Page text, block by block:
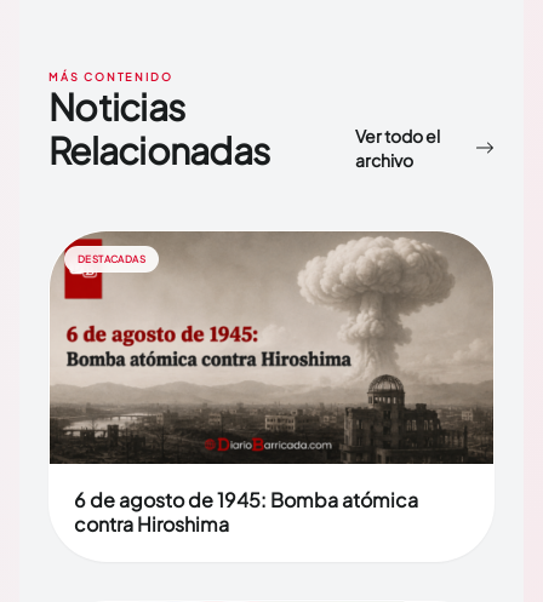
MÁS CONTENIDO
Noticias
Relacionadas
Ver todo el
archivo
DESTACADAS
6 de agosto de 1945: Bomba atómica
contra Hiroshima